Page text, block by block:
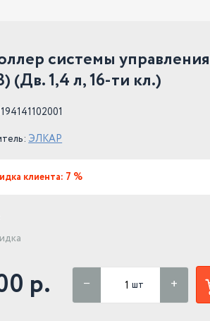
системы
(Дв. 1,4 л, 16-ти кл.)
ЭЛКАР
клиента: 7 %
р. шт